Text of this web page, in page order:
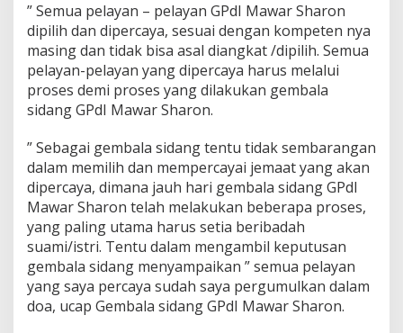
i
g
e
r
d
a
P
e
m
i
m
p
n
P
u
j
” Semua pelayan – pelayan GPdI Mawar Sharon
dipilih dan dipercaya, sesuai dengan kompeten nya
masing dan tidak bisa asal diangkat /dipilih. Semua
pelayan-pelayan yang dipercaya harus melalui
proses demi proses yang dilakukan gembala
sidang GPdI Mawar Sharon.
” Sebagai gembala sidang tentu tidak sembarangan
dalam memilih dan mempercayai jemaat yang akan
dipercaya, dimana jauh hari gembala sidang GPdI
Mawar Sharon telah melakukan beberapa proses,
yang paling utama harus setia beribadah
suami/istri. Tentu dalam mengambil keputusan
gembala sidang menyampaikan ” semua pelayan
yang saya percaya sudah saya pergumulkan dalam
doa, ucap Gembala sidang GPdI Mawar Sharon.